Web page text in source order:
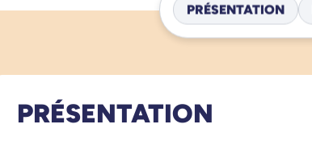
PRÉSENTATION
PRÉSENTATION